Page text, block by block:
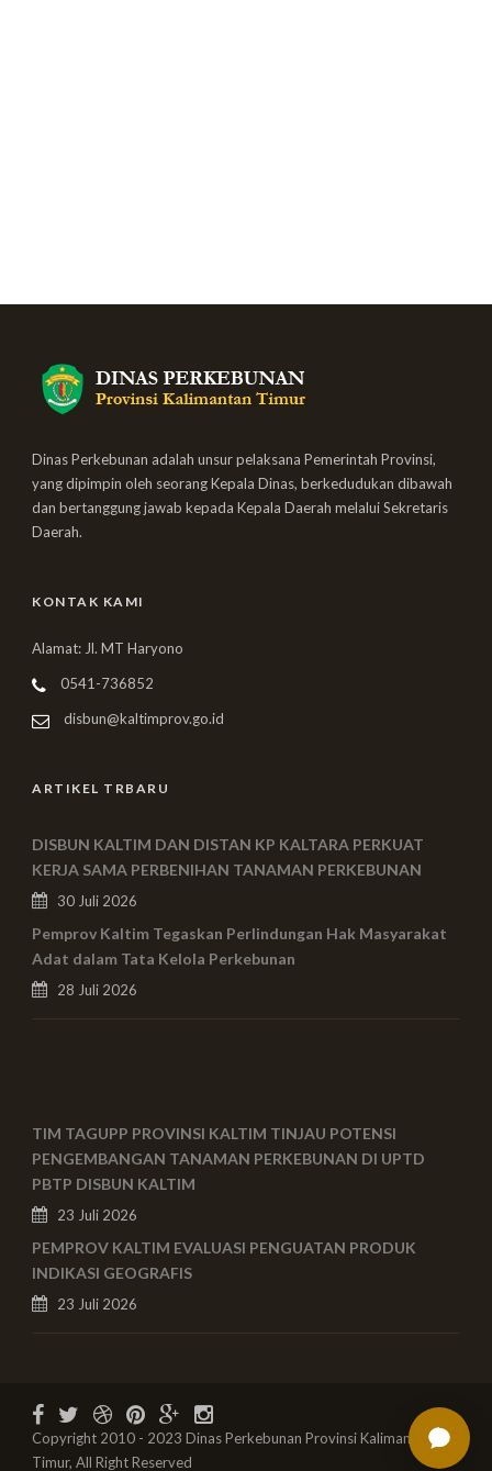
Dinas Perkebunan adalah unsur pelaksana Pemerintah Provinsi,
yang dipimpin oleh seorang Kepala Dinas, berkedudukan dibawah
dan bertanggung jawab kepada Kepala Daerah melalui Sekretaris
Daerah.
KONTAK KAMI
Alamat: Jl. MT Haryono
0541-736852
disbun@kaltimprov.go.id
ARTIKEL TRBARU
DISBUN KALTIM DAN DISTAN KP KALTARA PERKUAT
KERJA SAMA PERBENIHAN TANAMAN PERKEBUNAN
30 Juli 2026
Pemprov Kaltim Tegaskan Perlindungan Hak Masyarakat
Adat dalam Tata Kelola Perkebunan
28 Juli 2026
TIM TAGUPP PROVINSI KALTIM TINJAU POTENSI
PENGEMBANGAN TANAMAN PERKEBUNAN DI UPTD
PBTP DISBUN KALTIM
23 Juli 2026
PEMPROV KALTIM EVALUASI PENGUATAN PRODUK
INDIKASI GEOGRAFIS
23 Juli 2026
Copyright 2010 - 2023 Dinas Perkebunan Provinsi Kalimantan
Timur, All Right Reserved